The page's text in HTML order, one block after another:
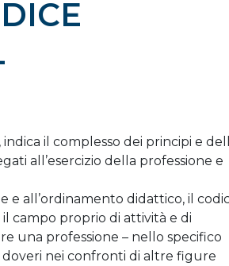
il complesso dei principi e
all’esercizio della professione e
e all’ordinamento didattico, il
campo proprio di attività e di
una professione – nello specifico
doveri nei confronti di altre figure